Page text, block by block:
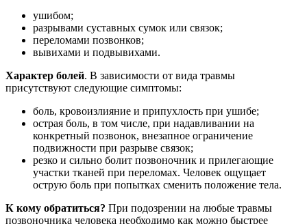
ушибом;
разрывами суставных сумок или связок;
переломами позвонков;
вывихами и подвывихами.
Характер болей. В зависимости от вида травмы
присутствуют следующие симптомы:
боль, кровоизлияние и припухлость при ушибе;
острая боль, в том числе, при надавливании на
конкретный позвонок, внезапное ограничение
подвижности при разрыве связок;
резко и сильно болит позвоночник и прилегающие
участки тканей при переломах. Человек ощущает
острую боль при попытках сменить положение тела.
К кому обратиться? При подозрении на любые травмы
позвоночника человека необходимо как можно быстрее